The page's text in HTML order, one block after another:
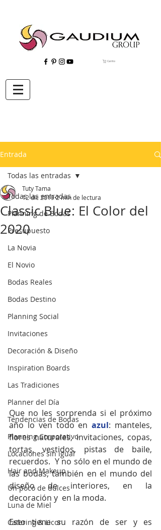
Carrito
"Gaudium, Eventos Corporativos, Wedding Planner, Eventos, Quito"
Entrada
Todas las entradas
Planning de Bodas
Presupuesto
La Novia
El Novio
Bodas Reales
Bodas Destino
Planning Social
Invitaciones
Decoración & Diseño
Inspiration Boards
Las Tradiciones
Planner del Día
Tendencias de Bodas
Planning Corporativo
Locaciones sin igual
Hair and Makeup
Un poco de dulces
Luna de Miel
Catering & Licor
Todas las entradas
Classic Blue: El Color del
2020
Tuty Tama
12 dic 20192 min de lectura
Que no les sorprenda si el próximo
año lo ven todo en azul: manteles,
flores naturales, invitaciones, copas,
tortas, vestidos, pistas de baile,
recuerdos.  Y no sólo en el mundo de
las bodas, también en el mundo del
diseño de interiores, en la
decoración y  en la moda.
Esto tiene su razón de ser y es